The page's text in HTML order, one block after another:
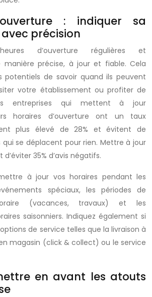
: indiquer sa
précision
d’ouverture régulières et
manière précise, à jour et fiable. Cela
potentiels de savoir quand ils peuvent
votre établissement ou profiter de
entreprises qui mettent à jour
horaires d’ouverture ont un taux
plus élevé de 28% et évitent de
se déplacent pour rien. Mettre à jour
35% d’avis négatifs.
à jour vos horaires pendant les
spéciaux, les périodes de
(vacances, travaux) et les
saisonniers. Indiquez également si
de service telles que la livraison à
magasin (click & collect) ou le service
en avant les atouts